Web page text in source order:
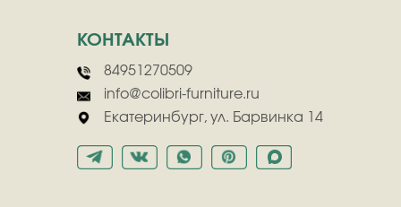
КОНТАКТЫ
84951270509
info@colibri-furniture.ru
Екатеринбург, ул. Барвинка 14